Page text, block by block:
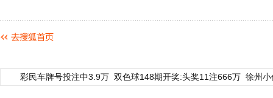
彩民车牌号投注中3.9万 双色球148期开奖:头奖11注666万 徐州